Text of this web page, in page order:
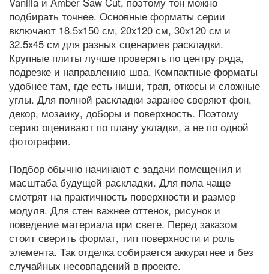
подбирать точнее. Основные форматы серии
включают 18.5x150 см, 20x120 см, 30x120 см и
32.5x45 см для разных сценариев раскладки.
Крупные плиты лучше проверять по центру ряда,
подрезке и направлению шва. Компактные форматы
удобнее там, где есть ниши, трап, откосы и сложные
углы. Для полной раскладки заранее сверяют фон,
декор, мозаику, доборы и поверхность. Поэтому
серию оценивают по плану укладки, а не по одной
фотографии.
Подбор обычно начинают с задачи помещения и
масштаба будущей раскладки. Для пола чаще
смотрят на практичность поверхности и размер
модуля. Для стен важнее оттенок, рисунок и
поведение материала при свете. Перед заказом
стоит сверить формат, тип поверхности и роль
элемента. Так отделка собирается аккуратнее и без
случайных несовпадений в проекте.